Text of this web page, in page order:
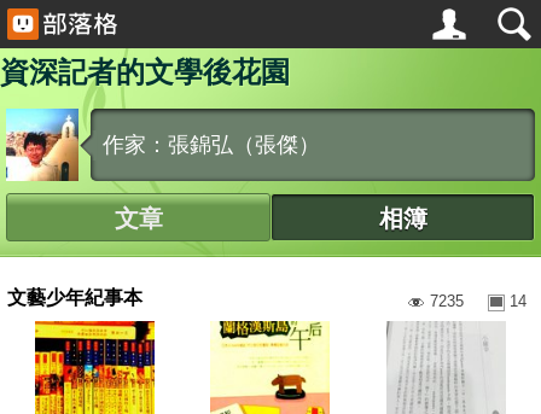
資深記者的文學後花園
作家：張錦弘（張傑）
文章 相簿
文藝少年紀事本 14
7235